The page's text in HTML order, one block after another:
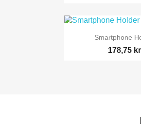

Smartphone
178,75 kr